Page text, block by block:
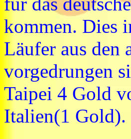
kommen. Dies
Läufer aus den
vorgedrungen
Taipei 4 Gold
Italien(1 Gold).